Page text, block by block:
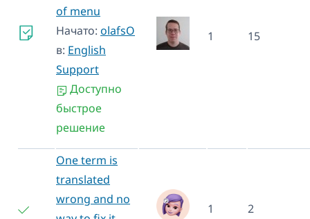
of menu
Начато: olafsO
в: English
Support
Доступно
быстрое
решение
1 15
One term is
translated
wrong and no
1 2